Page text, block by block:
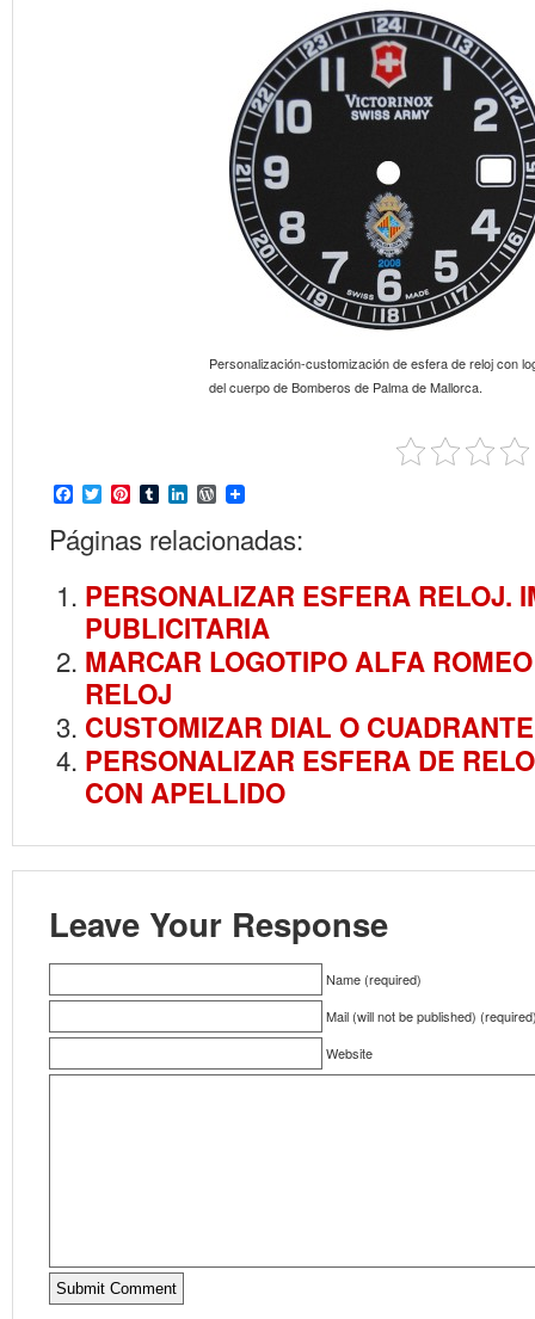
Personalización-customización de esfera de reloj con
del cuerpo de Bomberos de Palma de Mallorca.
Facebook
TwitterPinterest
TumblrLinkedInWordPress
Páginas relacionadas:
PERSONALIZAR ESFERA RELOJ.
PUBLICITARIA
MARCAR LOGOTIPO ALFA
RELOJ
CUSTOMIZAR DIAL O
PERSONALIZAR ESFERA DE
CON APELLIDO
Leave Your Response
Name (required)
Mail (will not be published)
Website